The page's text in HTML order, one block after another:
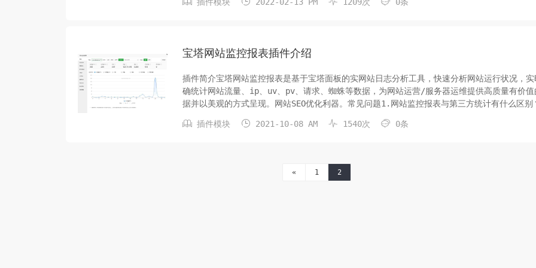
宝塔网站监控报表插件介绍
插件简介宝塔网站监控报表是基于宝塔面板的实网站日志分析工具，快速分析网站运行状况，实
确统计网站流量、ip、uv、pv、请求、蜘蛛等数据，为网站运营/服务器运维提供高质量有价值
据并以美观的方式呈现。网站SEO优化利器。常见问题1.网站监控报表与第三方统计有什么区别
到如被盗用的外链图片，数据API...
 插件模块  2021-10-08 AM  1540次  0条
« 1 2